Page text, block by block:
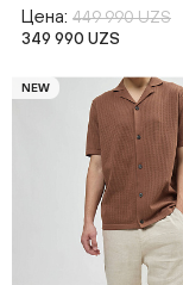
Цена: 449 990 UZS
349 990 UZS
NEW